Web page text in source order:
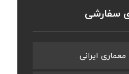
سفارشی
معماری ایرانی